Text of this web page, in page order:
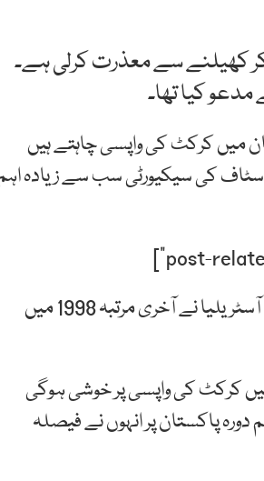
کھیلنے سے معذرت کرلی ہے۔
کیا تھا۔
میں کرکٹ کی واپسی چاہتے ہیں
کی سیکیورٹی سب سے زیادہ
پاکستان اور آسٹریلیا کے مابین پانچوں ون ڈے میچز یو اے ای میں ہوں گے۔ آسٹریلیا نے آخری مرتبہ 1998 میں
کرکٹ کی واپسی پر خوشی ہوگی
پاکستان پر انہوں نے فیصلہ